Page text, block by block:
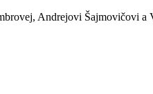
Andrejovi Šajmovičovi a